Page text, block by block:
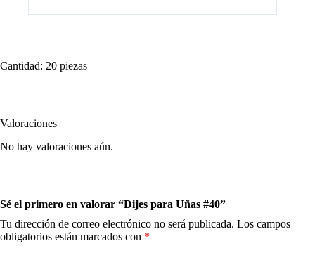
Cantidad: 20 piezas
Valoraciones
No hay valoraciones aún.
Sé el primero en valorar “Dijes para Uñas #40”
Tu dirección de correo electrónico no será publicada. Los campos
obligatorios están marcados con *